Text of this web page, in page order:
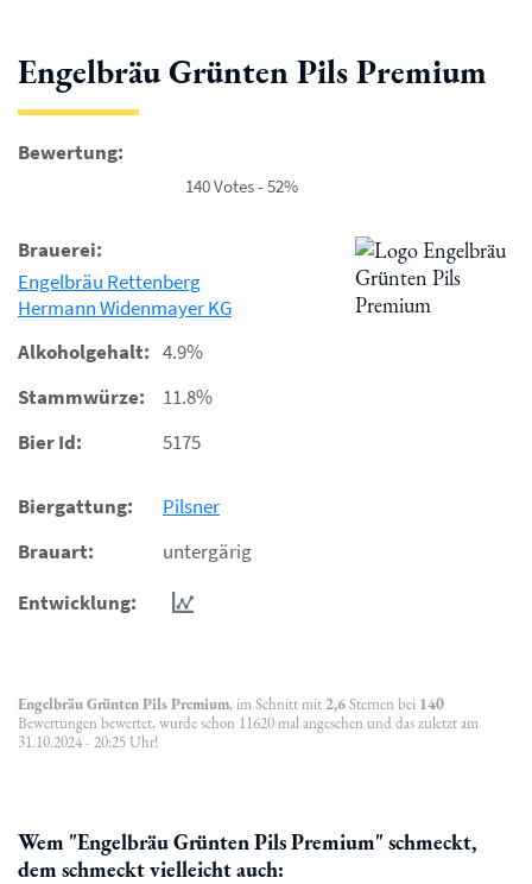
Engelbräu Grünten Pils Premium
Bewertung:
140 Votes - 52%
Brauerei:
Engelbräu Rettenberg
Hermann Widenmayer KG
Alkoholgehalt: 4.9%
Stammwürze:
11.8%
Bier Id:
5175
Biergattung:
Pilsner
Brauart:
untergärig
Entwicklung:
Engelbräu Grünten Pils Premium, im Schnitt mit 2,6Sternen bei 140
Bewertungen bewertet, wurde schon 11620 mal angesehen und das zuletzt am
31.10.2024 - 20:25 Uhr!
Wem "Engelbräu Grünten Pils Premium" schmeckt,
dem schmeckt vielleicht auch: